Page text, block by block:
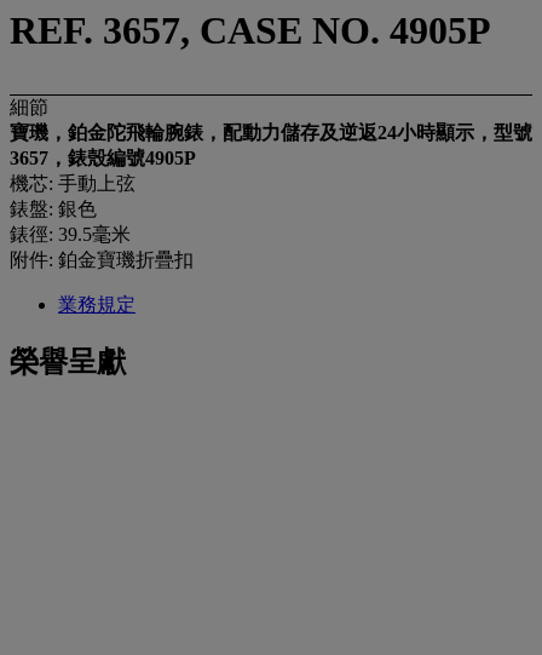
REF. 3657, CASE NO. 4905P
細節
寶璣，鉑金陀飛輪腕錶，配動力儲存及逆返24小時顯示，型號
3657，錶殼編號4905P
機芯: 手動上弦
錶盤: 銀色
錶徑: 39.5毫米
附件: 鉑金寶璣折疊扣
業務規定
榮譽呈獻